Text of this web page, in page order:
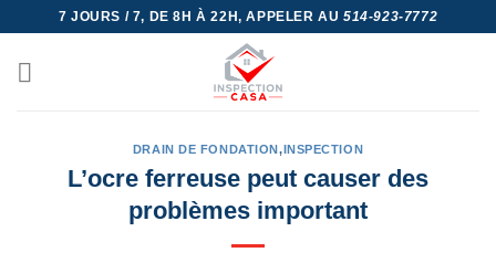
content
7 JOURS / 7, DE 8H À 22H, APPELER AU 514-923-7772
DRAIN DE FONDATION,INSPECTION
L’ocre ferreuse peut causer des
problèmes important